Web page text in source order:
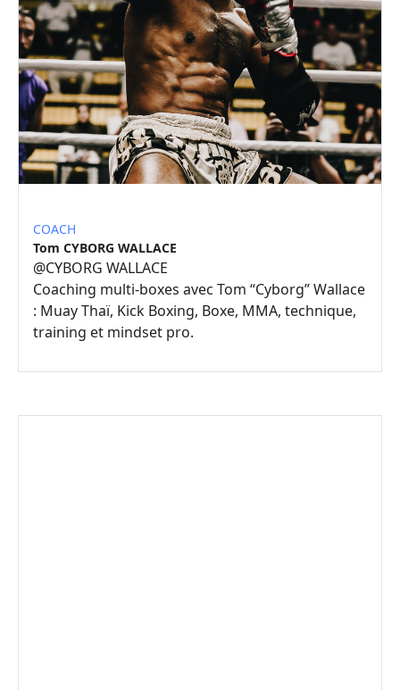
COACH
Tom CYBORG WALLACE
@CYBORG WALLACE
Coaching multi-boxes avec Tom “Cyborg” Wallace
: Muay Thaï, Kick Boxing, Boxe, MMA, technique,
training et mindset pro.